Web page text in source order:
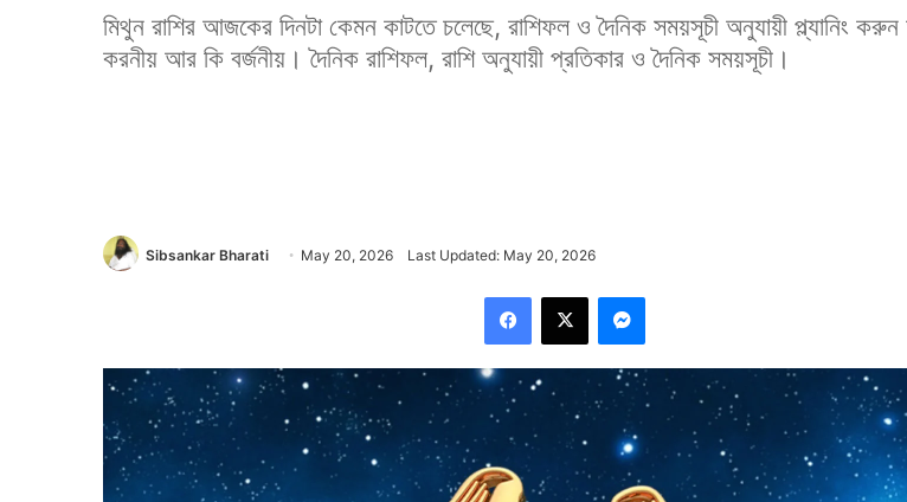
মিথুন রাশির আজকের দিনটা কেমন কাটতে চলেছে, রাশিফল ও দৈনিক সময়সূচী অনুযায়ী প্ল্যানিং
করনীয় আর কি বর্জনীয়। দৈনিক রাশিফল, রাশি অনুযায়ী প্রতিকার ও দৈনিক সময়সূচী।
Sibsankar Bharati May 20, 2026 Last Updated: May 20, 2026